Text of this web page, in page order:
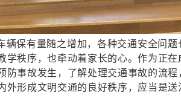
辆保有量随之增加，各种交通安全问
学秩序，也牵动着家长的心。作为正
防事故发生，了解处理交通事故的流
外形成文明交通的良好秩序，应当是